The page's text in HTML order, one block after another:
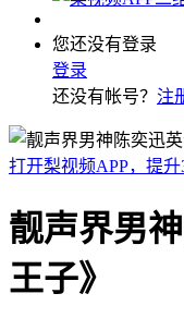
您还没有登录
登录
还没有帐号？ 注
打开梨视频APP，提
靓声界男
王子》